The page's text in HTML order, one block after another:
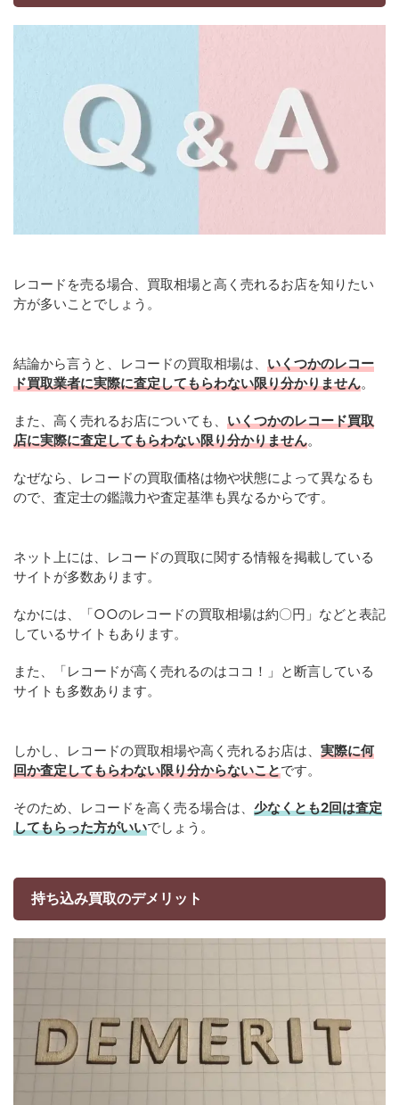
レコードを売る場合、買取相場と高く売れるお店を知りたい
方が多いことでしょう。
結論から言うと、レコードの買取相場は、 いくつかのレコー
ド買取業者に実際に査定してもらわない限り分かりません。
また、高く売れるお店についても、 いくつかのレコード買取
店に実際に査定してもらわない限り分かりません。
なぜなら、レコードの買取価格は物や状態によって異なるも
ので、査定士の鑑識力や査定基準も異なるからです。
ネット上には、レコードの買取に関する情報を掲載している
サイトが多数あります。
なかには、「○○のレコードの買取相場は約〇円」などと表記
しているサイトもあります。
また、「レコードが高く売れるのはココ！」と断言している
サイトも多数あります。
しかし、レコードの買取相場や高く売れるお店は、 実際に何
回か査定してもらわない限り分からないことです。
そのため、レコードを高く売る場合は、 少なくとも2回は査定
してもらった方がいいでしょう。
持ち込み買取のデメリット